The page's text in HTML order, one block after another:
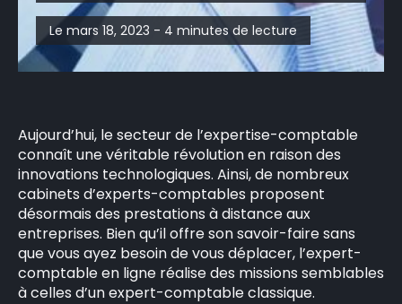
Le mars 18, 2023 - 4 minutes de lecture
Aujourd’hui, le secteur de l’expertise-comptable
connaît une véritable révolution en raison des
innovations technologiques. Ainsi, de nombreux
cabinets d’experts-comptables proposent
désormais des prestations à distance aux
entreprises. Bien qu’il offre son savoir-faire sans
que vous ayez besoin de vous déplacer, l’expert-
comptable en ligne réalise des missions semblables
à celles d’un expert-comptable classique.